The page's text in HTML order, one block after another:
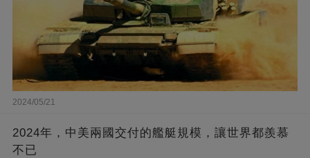
2024/05/21
2024年，中美兩國交付的艦艇規模，讓世界都羨慕
不已